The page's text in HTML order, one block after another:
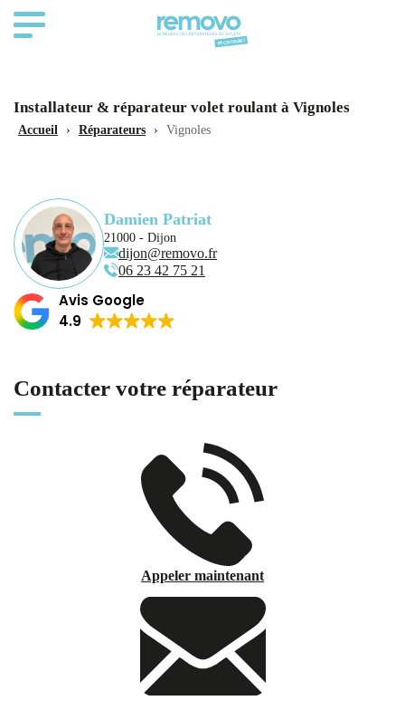
Installateur & réparateur volet roulant à Vignoles
Accueil › Réparateurs › Vignoles
Damien Patriat
21000 - Dijon
dijon@removo.fr
06 23 42 75 21
Avis Google
4.9
Contacter votre réparateur
Appeler maintenant